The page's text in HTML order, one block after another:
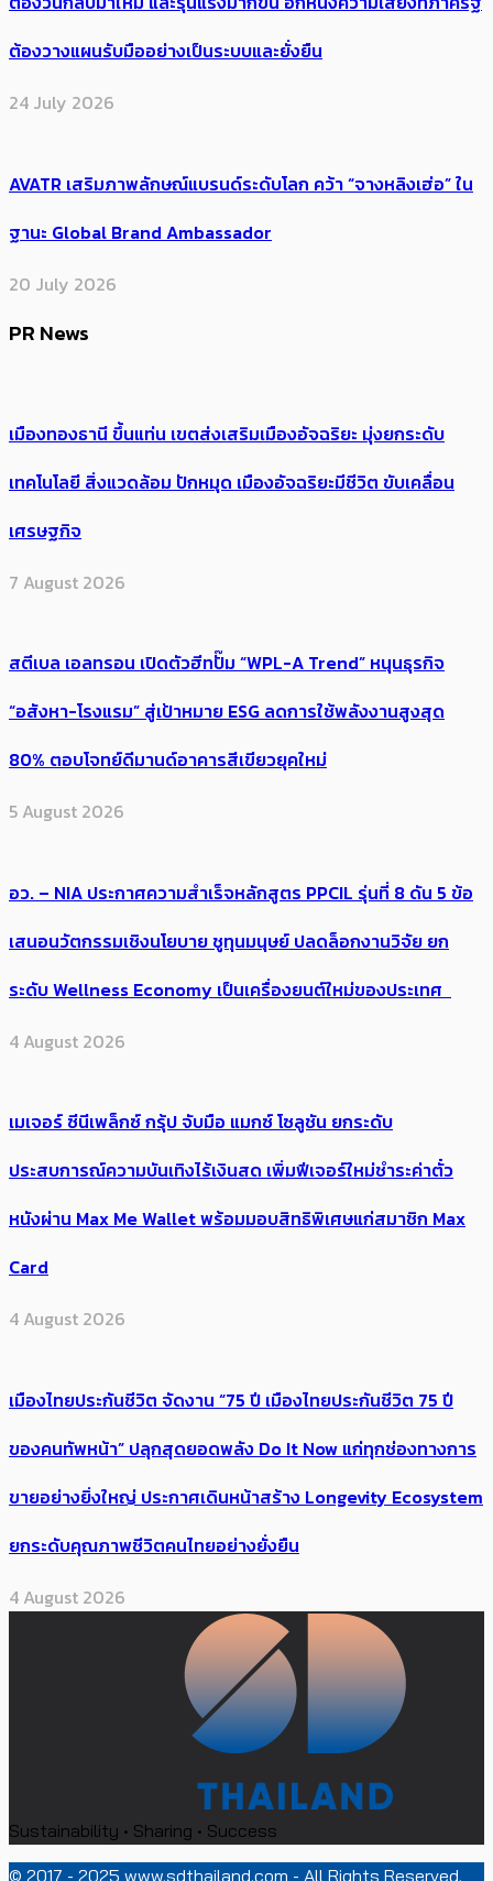
ต้องวางแผนรับมืออย่างเป็นระบบและยั่งยืน
24 July 2026
AVATR เสริมภาพลักษณ์แบรนด์ระดับโลก คว้า “จางหลิงเฮ่อ” ใน
ฐานะ Global Brand Ambassador
20 July 2026
PR News
เมืองทองธานี ขึ้นแท่น เขตส่งเสริมเมืองอัจฉริยะ มุ่งยกระดับ
เทคโนโลยี สิ่งแวดล้อม ปักหมุด เมืองอัจฉริยะมีชีวิต ขับเคลื่อน
เศรษฐกิจ
7 August 2026
สตีเบล เอลทรอน เปิดตัวฮีทปั๊ม “WPL-A Trend” หนุนธุรกิจ
“อสังหา-โรงแรม” สู่เป้าหมาย ESG ลดการใช้พลังงานสูงสุด
80% ตอบโจทย์ดีมานด์อาคารสีเขียวยุคใหม่
5 August 2026
อว. – NIA ประกาศความสำเร็จหลักสูตร PPCIL รุ่นที่ 8 ดัน 5 ข้อ
เสนอนวัตกรรมเชิงนโยบาย ชูทุนมนุษย์ ปลดล็อกงานวิจัย ยก
ระดับ Wellness Economy เป็นเครื่องยนต์ใหม่ของประเทศ
4 August 2026
เมเจอร์ ซีนีเพล็กซ์ กรุ้ป จับมือ แมกซ์ โซลูชัน ยกระดับ
ประสบการณ์ความบันเทิงไร้เงินสด เพิ่มฟีเจอร์ใหม่ชำระค่าตั๋ว
หนังผ่าน Max Me Wallet พร้อมมอบสิทธิพิเศษแก่สมาชิก Max
Card
4 August 2026
เมืองไทยประกันชีวิต จัดงาน “75 ปี เมืองไทยประกันชีวิต 75 ปี
ของคนทัพหน้า” ปลุกสุดยอดพลัง Do It Now แก่ทุกช่องทางการ
ขายอย่างยิ่งใหญ่ ประกาศเดินหน้าสร้าง Longevity Ecosystem
ยกระดับคุณภาพชีวิตคนไทยอย่างยั่งยืน
4 August 2026
Sustainability • Sharing • Success
© 2017 - 2025 www.sdthailand.com - All Rights Reserved.